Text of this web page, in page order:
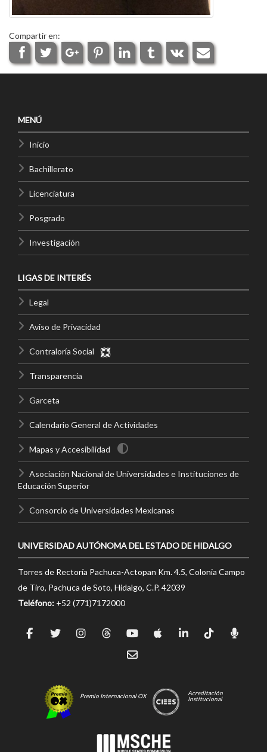
Compartir en:
MENÚ
Inicio
Bachillerato
Licenciatura
Posgrado
Investigación
LIGAS DE INTERÉS
Legal
Aviso de Privacidad
Contraloría Social
Transparencia
Garceta
Calendario General de Actividades
Mapas y Accesibilidad
Asociación Nacional de Universidades e Instituciones de
Educación Superior
Consorcio de Universidades Mexicanas
UNIVERSIDAD AUTÓNOMA DEL ESTADO DE HIDALGO
Torres de Rectoría Pachuca-Actopan Km. 4.5, Colonia Campo
de Tiro, Pachuca de Soto, Hidalgo, C.P. 42039
Teléfono: +52 (771)7172000
Premio Internacional OX
Acreditación
Institucional